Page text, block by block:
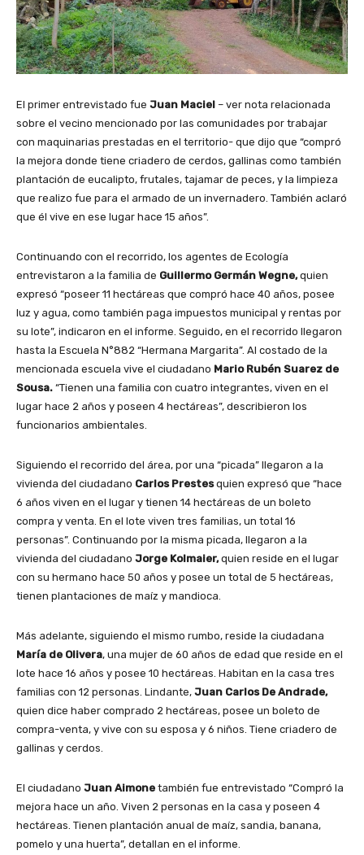
El primer entrevistado fue Juan Maciel – ver nota relacionada
sobre el vecino mencionado por las comunidades por trabajar
con maquinarias prestadas en el territorio- que dijo que “compró
la mejora donde tiene criadero de cerdos, gallinas como también
plantación de eucalipto, frutales, tajamar de peces, y la limpieza
que realizo fue para el armado de un invernadero. También aclaró
que él vive en ese lugar hace 15 años”.
Continuando con el recorrido, los agentes de Ecología
entrevistaron a la familia de Guillermo Germán Wegne,quien
expresó “poseer 11 hectáreas que compró hace 40 años, posee
luz y agua, como también paga impuestos municipal y rentas por
su lote”, indicaron en el informe. Seguido, en el recorrido llegaron
hasta la Escuela N°882 “Hermana Margarita”. Al costado de la
mencionada escuela vive el ciudadano Mario Rubén Suarez de
Sousa. “Tienen una familia con cuatro integrantes, viven en el
lugar hace 2 años y poseen 4 hectáreas”, describieron los
funcionarios ambientales.
Siguiendo el recorrido del área, por una “picada” llegaron a la
vivienda del ciudadano Carlos Prestesquien expresó que “hace
6 años viven en el lugar y tienen 14 hectáreas de un boleto
compra y venta. En el lote viven tres familias, un total 16
personas”. Continuando por la misma picada, llegaron a la
vivienda del ciudadano Jorge Kolmaier,quien reside en el lugar
con su hermano hace 50 años y posee un total de 5 hectáreas,
tienen plantaciones de maíz y mandioca.
Más adelante, siguiendo el mismo rumbo, reside la ciudadana
María de Olivera, una mujer de 60 años de edad que reside en el
lote hace 16 años y posee 10 hectáreas. Habitan en la casa tres
familias con 12 personas. Lindante, Juan Carlos De Andrade,
quien dice haber comprado 2 hectáreas, posee un boleto de
compra-venta, y vive con su esposa y 6 niños. Tiene criadero de
gallinas y cerdos.
El ciudadano Juan Aimone también fue entrevistado “Compró la
mejora hace un año. Viven 2 personas en la casa y poseen 4
hectáreas. Tienen plantación anual de maíz, sandia, banana,
pomelo y una huerta”, detallan en el informe.